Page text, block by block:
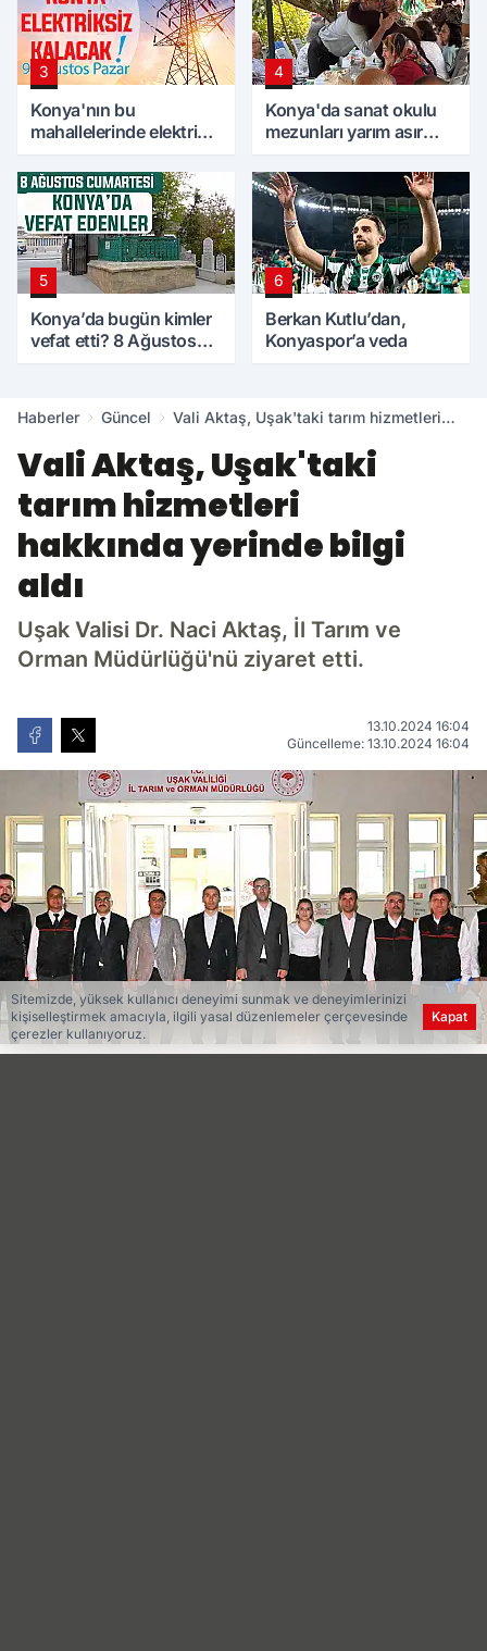
3
Konya'nın bu
mahallelerinde elektrik
Pazar
4
Konya'da sanat okulu
mezunları yarım asır
5
Konya’da bugün kimler
vefat etti? 8 Ağustos
6
Berkan Kutlu’dan,
Konyaspor’a veda
Haberler Güncel
Vali Aktaş, Uşak'taki tarım hizmetleri
Vali Aktaş, Uşak'taki
tarım hizmetleri
hakkında yerinde bilgi
aldı
Uşak Valisi Dr. Naci Aktaş, İl Tarım ve
Orman Müdürlüğü'nü ziyaret etti.
13.10.2024 16:04
Güncelleme: 13.10.2024 16:04
Sitemizde, yüksek kullanıcı deneyimi sunmak ve deneyimlerinizi
kişiselleştirmek amacıyla, ilgili yasal düzenlemeler çerçevesinde
çerezler kullanıyoruz.
Kapat